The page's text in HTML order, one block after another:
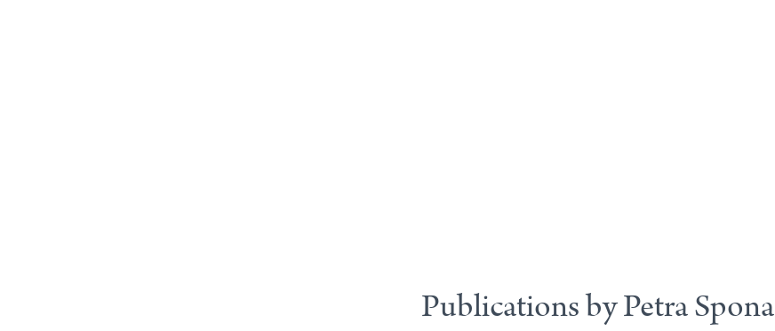
Publications by Petra Spona